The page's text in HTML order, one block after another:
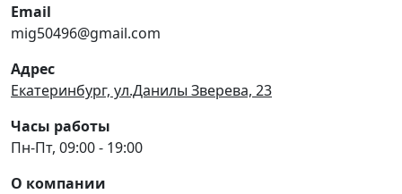
Email
mig50496@gmail.com
Адрес
Екатеринбург, ул.Данилы Зверева, 23
Часы работы
Пн-Пт, 09:00 - 19:00
О компании